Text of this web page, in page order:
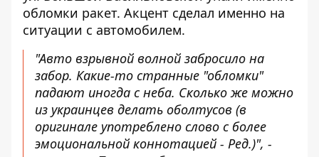
обломки ракет. Акцент сделал именно на
ситуации с автомобилем.
"Авто взрывной волной забросило на
забор. Какие-то странные "обломки"
падают иногда с неба. Сколько же можно
из украинцев делать оболтусов (в
оригинале употреблено слово с более
эмоциональной коннотацией - Ред.)", -